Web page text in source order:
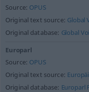
Source: OPUS
Original text source: Global
Original database: Global
Europarl
Source: OPUS
Original text source:
Original database: Europarl